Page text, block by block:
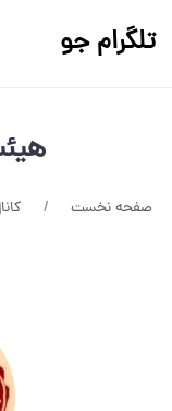
تلگرام جو
صفحه نخست